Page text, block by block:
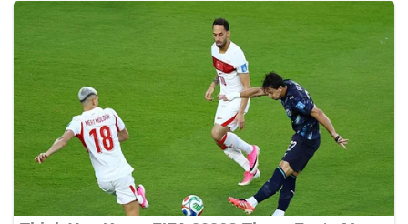
negeri Kelantan, sementara kawasan 4,900km persegi
yang ditinjau sebenarnya adalah kira-kira separuh
daripada saiz Kedah. 72.72km persegi kawasan yang
dianggap ‘data holidays’ adalah hampir dua kali ganda
saiz Putrajaya.
ATSB telah meminta Geoscience Australia untuk
menyemak semula data carian untuk kawasan dalam
lingkungan 40 batu nautika dari tapak yang berpotensi
yang telah dikenal pasti oleh Godfrey selepas dia